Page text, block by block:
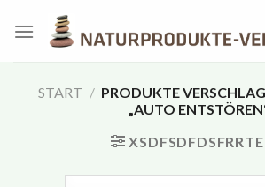
Inhalt
START / PRODUKTE
„AUTO